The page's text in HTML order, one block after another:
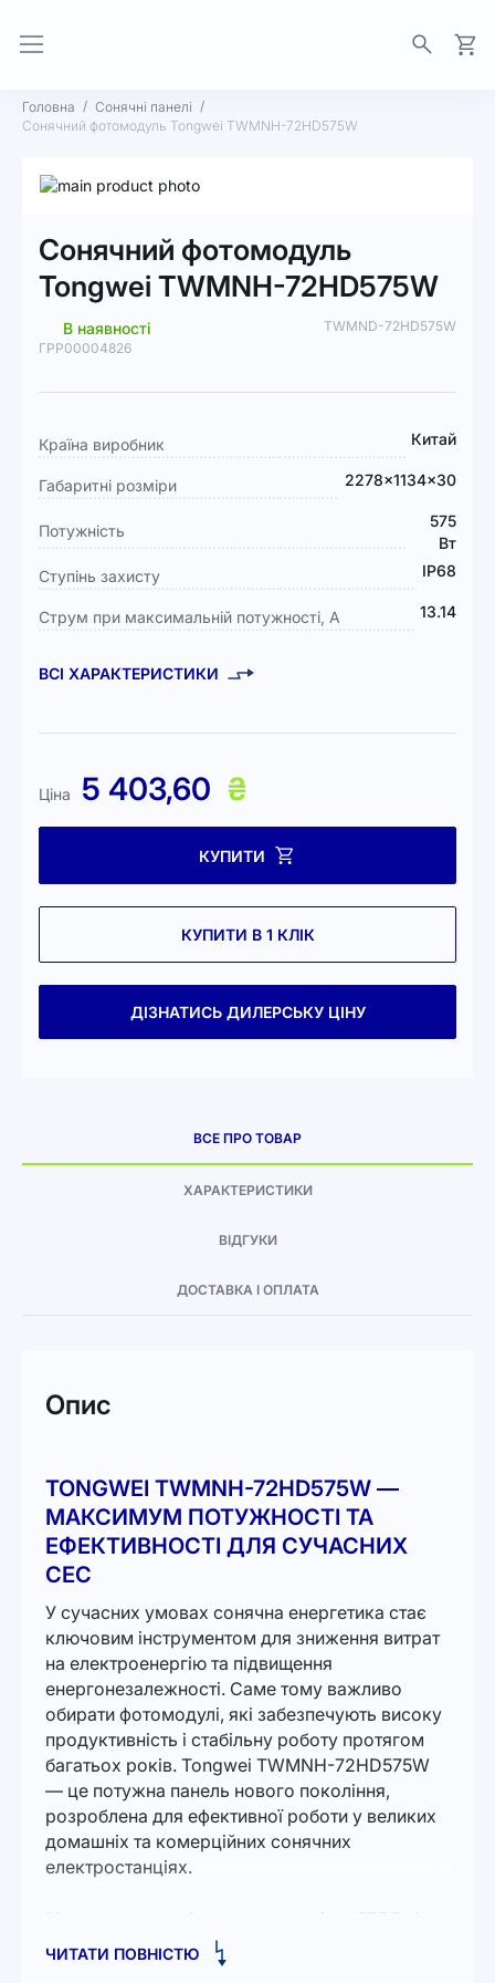
Головна
Сонячні панелі
Сонячний фотомодуль Tongwei TWMNH-72HD575W
Перейти
галереї
зображень
початку
галереї
зображень
Сонячний фотомодуль
Tongwei TWMNH-72HD575W
В наявності
TWMND-72HD575W
ГРР00004826
Докладніше
Країна виробник Китай
Габаритні розміри 2278×1134×30
Потужність
575
Вт
Ступінь захисту
IP68
Струм при максимальній потужності, А 13.14
ВСІ ХАРАКТЕРИСТИКИ
Ціна 5 403,60 ₴
КУПИТИ
КУПИТИ В 1 КЛІК
ДІЗНАТИСЬ ДИЛЕРСЬКУ ЦІНУ
ВСЕ ПРО ТОВАР
ХАРАКТЕРИСТИКИ
ВІДГУКИ
ДОСТАВКА І ОПЛАТА
Опис
TONGWEI TWMNH-72HD575W —
МАКСИМУМ ПОТУЖНОСТІ ТА
ЕФЕКТИВНОСТІ ДЛЯ СУЧАСНИХ
СЕС
У сучасних умовах сонячна енергетика стає
ключовим інструментом для зниження витрат
на електроенергію та підвищення
енергонезалежності. Саме тому важливо
обирати фотомодулі, які забезпечують високу
продуктивність і стабільну роботу протягом
багатьох років. Tongwei TWMNH-72HD575W
— це потужна панель нового покоління,
розроблена для ефективної роботи у великих
домашніх та комерційних сонячних
електростанціях.
Модель має номінальну потужність 575 Вт і
високий ККД понад 22%, що дозволяє
отримувати максимальну генерацію
ЧИТАТИ ПОВНІСТЮ